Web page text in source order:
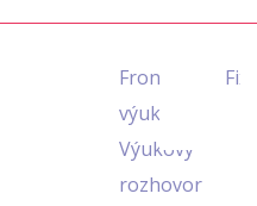
Frontální
výuka:
Výukový
rozhovor